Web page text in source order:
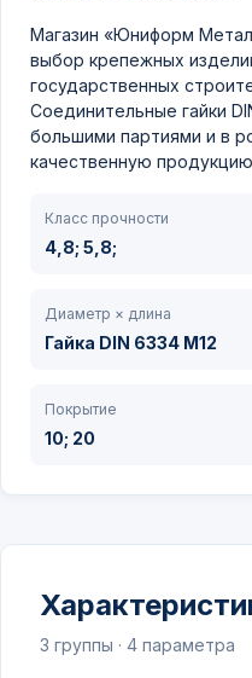
Магазин «Юниформ
выбор крепежных
государственных
Соединительные гайки
большими партиями и в
качественную
Класс прочности
4,8; 5,8;
Диаметр × длина
Гайка DIN 6334 М12
Покрытие
10; 20
3 группы · 4 параметра